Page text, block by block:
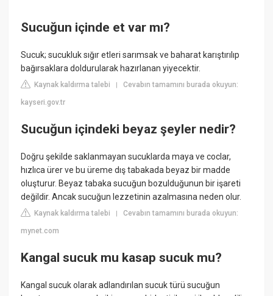
Sucuğun içinde et var mı?
Sucuk; sucukluk sığır etleri sarımsak ve baharat karıştırılıp
bağırsaklara doldurularak hazırlanan yiyecektir.
Kaynak kaldırma talebi |Cevabın tamamını burada okuyun:
kayseri.gov.tr
Sucuğun içindeki beyaz şeyler nedir?
Doğru şekilde saklanmayan sucuklarda maya ve coclar,
hızlıca ürer ve bu üreme dış tabakada beyaz bir madde
oluşturur. Beyaz tabaka sucuğun bozulduğunun bir işareti
değildir. Ancak sucuğun lezzetinin azalmasına neden olur.
Kaynak kaldırma talebi |Cevabın tamamını burada okuyun:
mynet.com
Kangal sucuk mu kasap sucuk mu?
Kangal sucuk olarak adlandırılan sucuk türü sucuğun